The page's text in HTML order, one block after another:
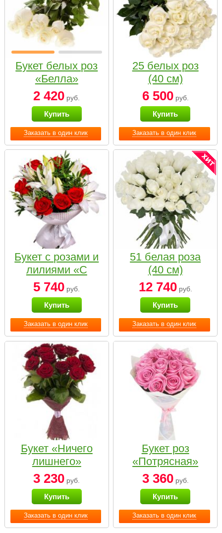
Заказать в один клик
Букет белых роз
«Белла»
2 420 руб.
Купить
Заказать в один клик
25 белых роз
(40 см)
6 500руб.
Купить
Заказать в один клик
Букет с розами и
лилиями «С
наилучшими
пожеланиями»
5 740 руб.
Купить
Заказать в один клик
51 белая роза
(40 см)
12 740руб.
Купить
Заказать в один клик
Букет «Ничего
лишнего»
3 230 руб.
Купить
Заказать в один клик
Букет роз
«Потрясная»
3 360руб.
Купить